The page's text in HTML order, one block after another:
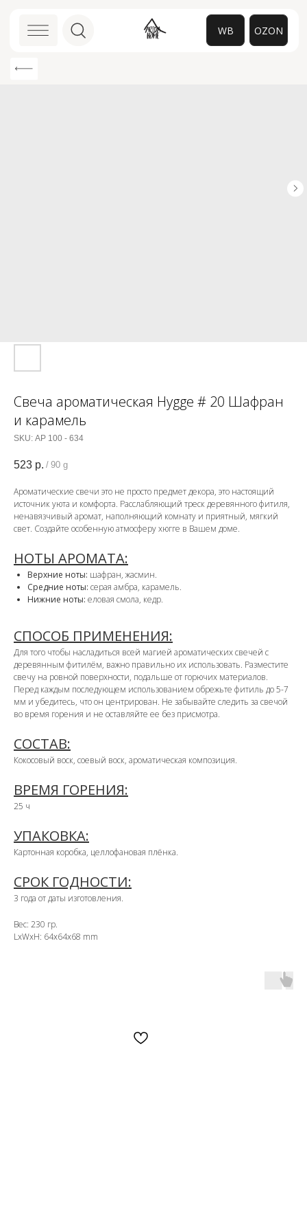
WB
Свеча ароматическая Hygge # 20 Шафран
и карамель
SKU: АР 100 - 634
523 р. / 90 g
Ароматические свечи это не просто предмет декора, это настоящий
источник уюта и комфорта. Расслабляющий треск деревянного фитиля,
ненавязчивый аромат, наполняющий комнату и приятный, мягкий
свет. Создайте особенную атмосферу хюгге в Вашем доме.
НОТЫ АРОМАТА:
Верхние ноты: шафран, жасмин.
Средние ноты: серая амбра, карамель.
Нижние ноты: еловая смола, кедр.
СПОСОБ ПРИМЕНЕНИЯ:
Для того чтобы насладиться всей магией ароматических свечей с
деревянным фитилём, важно правильно их использовать. Разместите
свечу на ровной поверхности, подальше от горючих материалов.
Перед каждым последующем использованием обрежьте фитиль до 5-7
мм и убедитесь, что он центрирован. Не забывайте следить за свечой
во время горения и не оставляйте ее без присмотра.
СОСТАВ:
Кокосовый воск, соевый воск, ароматическая композиция.
ВРЕМЯ ГОРЕНИЯ:
25 ч
УПАКОВКА:
Картонная коробка, целлофановая плёнка.
СРОК ГОДНОСТИ:
3 года от даты изготовления.
Вес: 230 гр.
LxWxH: 64x64x68 mm